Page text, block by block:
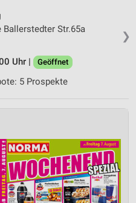
❯
Ballerstedter Str.65a
Uhr |
Geöffnet
5 Prospekte